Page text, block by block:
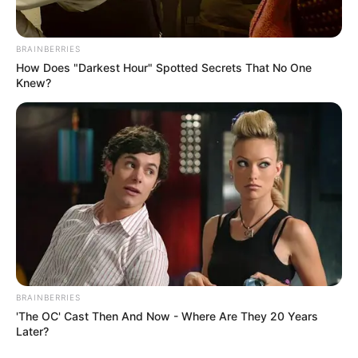
BRAINBERRIES
How Does "Darkest Hour" Spotted Secrets That No One
Knew?
BRAINBERRIES
'The OC' Cast Then And Now - Where Are They 20 Years
Later?